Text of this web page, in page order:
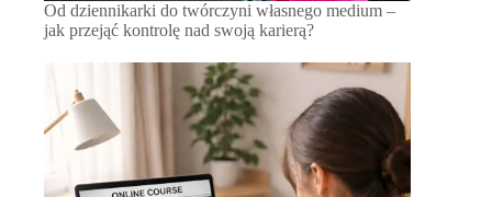
Od dziennikarki do twórczyni własnego medium –
jak przejąć kontrolę nad swoją karierą?